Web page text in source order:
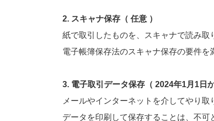
2. スキャナ保存（ 任意 ）
紙で取引したものを、スキャナで読み取
電子帳簿保存法のスキャナ保存の要件を
3. 電子取引データ保存（ 2024年1月1日
メールやインターネットを介してやり取
データを印刷して保存することは、不可